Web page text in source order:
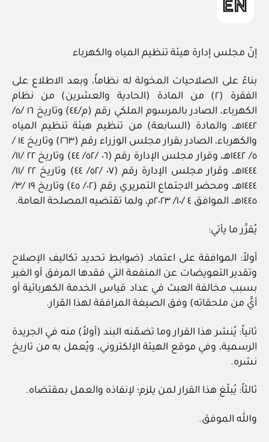
إنّ مجلس إدارة هيئة تنظيم المياه والكهرباء
بناءً على الصلاحيات المخولة له نظاماً، وبعد الاطلاع على
الفقرة (٢) من المادة (الحادية والعشرين) من نظام
الكهرباء، الصادر بالمرسوم الملكي رقم (م/٤٤) وتاريخ ١٦ /٥/
١٤٤٢هـ، والمادة (السابعة) من تنظيم هيئة تنظيم المياه
والكهرباء، الصادر بقرار مجلس الوزراء رقم (٢٦٣) وتاريخ ١٤ /
٥/ ١٤٤٢هـ، وقرار مجلس الإدارة رقم (٠٦ /٥٢/ ٤٤) وتاريخ ٢٢ /١١/
١٤٤٤هـ، وقرار مجلس الإدارة رقم (٠٧ /٥٢/ ٤٤) وتاريخ ٢٢ /١١/
١٤٤٤هـ، ومحضر الاجتماع التمريري رقم (٠٢/ ٤٥) وتاريخ ١٩ /٣/
١٤٤٥هـ، الموافق ٤ /١٠/ ٢٠٢٣م، ولما تقتضيه المصلحة العامة.
يُقرِّر ما يأتي:
أولاً: الموافقة على اعتماد (ضوابط تحديد تكاليف الإصلاح
وتقدير التعويضات عن المنفعة التي فقدها المرفق أو الغير
بسبب مخالفة العبث في عداد قياس الخدمة الكهربائية أو
أيٍّ من ملحقاته) وفق الصيغة المرافقة لهذا القرار.
ثانياً: يُنشر هذا القرار وما تضمّنه البند (أولاً) منه في الجريدة
الرسمية، وفي موقع الهيئة الإلكتروني، ويُعمل به من تاريخ
نشره.
ثالثاً: يُبلّغ هذا القرار لمن يلزم؛ لإنفاذه والعمل بمقتضاه.
والله الموفق.